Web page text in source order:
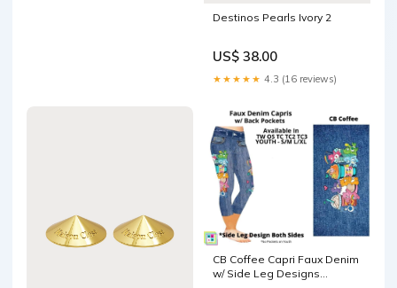
Destinos Pearls Ivory 2
US$ 38.00
★★★★★ 4.3 (16 reviews)
CB Coffee Capri Faux Denim
w/ Side Leg Designs